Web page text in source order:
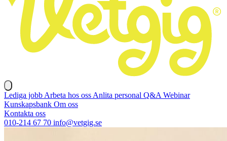
Lediga jobb Arbeta hos oss Anlita personal Q&A Webinar
Kunskapsbank Om oss
Kontakta oss
010-214 67 70 info@vetgig.se